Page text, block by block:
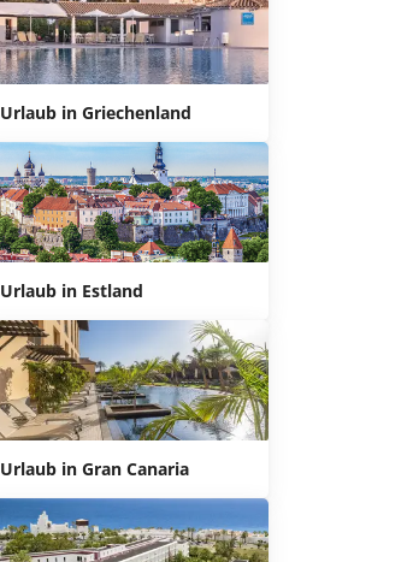
Urlaub in Griechenland
Urlaub in Estland
Urlaub in Gran Canaria